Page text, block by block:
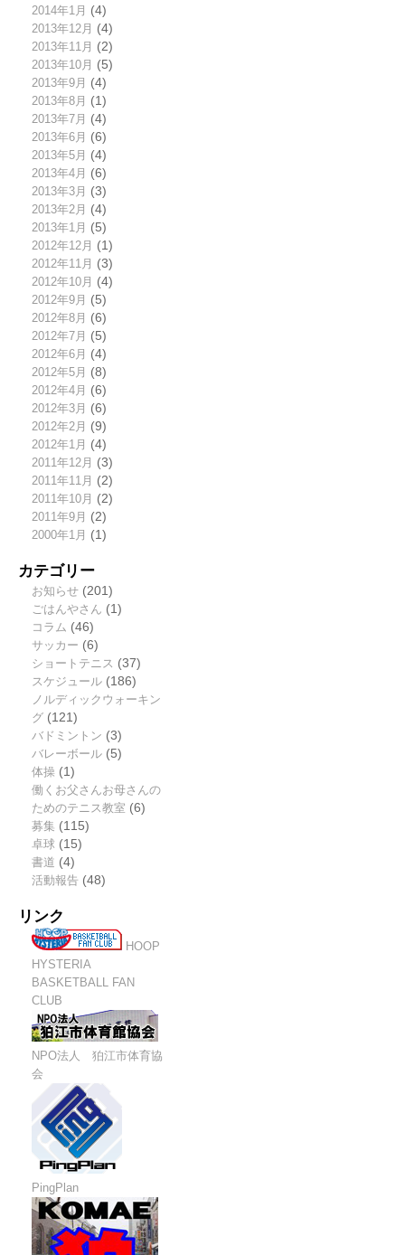
2014年1月 (4)
2013年12月 (4)
2013年11月 (2)
2013年10月 (5)
2013年9月 (4)
2013年8月 (1)
2013年7月 (4)
2013年6月 (6)
2013年5月 (4)
2013年4月 (6)
2013年3月 (3)
2013年2月 (4)
2013年1月 (5)
2012年12月 (1)
2012年11月 (3)
2012年10月 (4)
2012年9月 (5)
2012年8月 (6)
2012年7月 (5)
2012年6月 (4)
2012年5月 (8)
2012年4月 (6)
2012年3月 (6)
2012年2月 (9)
2012年1月 (4)
2011年12月 (3)
2011年11月 (2)
2011年10月 (2)
2011年9月 (2)
2000年1月 (1)
カテゴリー
お知らせ(201)
ごはんやさん (1)
コラム (46)
サッカー (6)
ショートテニス (37)
スケジュール(186)
ノルディックウォーキン
グ(121)
バドミントン (3)
バレーボール(5)
体操(1)
働くお父さんお母さんの
ためのテニス教室 (6)
募集 (115)
卓球 (15)
書道 (4)
活動報告(48)
リンク
HOOP
HYSTERIA
BASKETBALL FAN
CLUB
NPO法人 狛江市体育協
会
PingPlan